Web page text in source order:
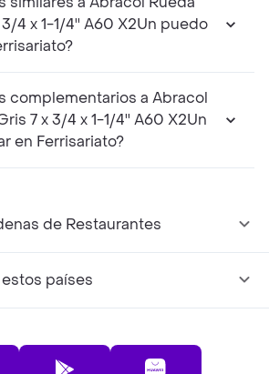
4 x 1-1/4'' A60 X2Un puedo
complementarios a Abracol
7 x 3/4 x 1-1/4'' A60 X2Un
en Ferrisariato?
de Restaurantes
países